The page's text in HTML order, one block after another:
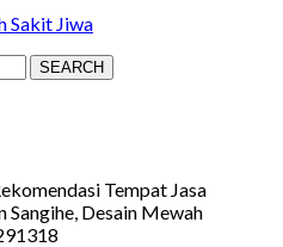
Sakit Jiwa
SEARCH
Tempat Jasa
Sangihe, Desain Mewah